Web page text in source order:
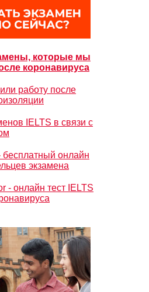
которые мы
коронавируса
работу после
IELTS в связи с
бесплатный онлайн
экзамена
- онлайн тест IELTS